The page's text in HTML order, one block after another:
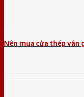
Nên mua cửa thép vân